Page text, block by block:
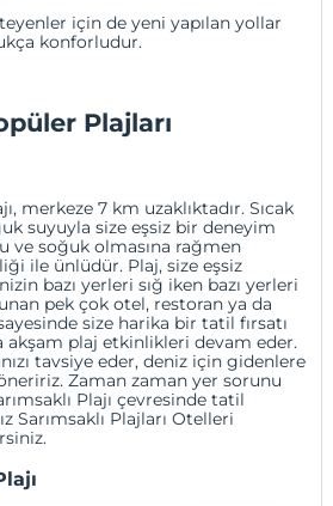
için de yeni yapılan yollar
konforludur.
Plajları
merkeze 7 km uzaklıktadır. Sıcak
suyuyla size eşsiz bir deneyim
ve soğuk olmasına rağmen
ile ünlüdür. Plaj, size eşsiz
bazı yerleri sığ iken bazı yerleri
pek çok otel, restoran ya da
size harika bir tatil fırsatı
akşam plaj etkinlikleri devam eder.
tavsiye eder, deniz için gidenlere
Zaman zaman yer sorunu
Plajı çevresinde tatil
Sarımsaklı Plajları Otelleri